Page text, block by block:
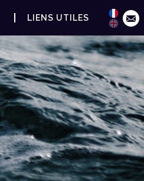
LIENS UTILES